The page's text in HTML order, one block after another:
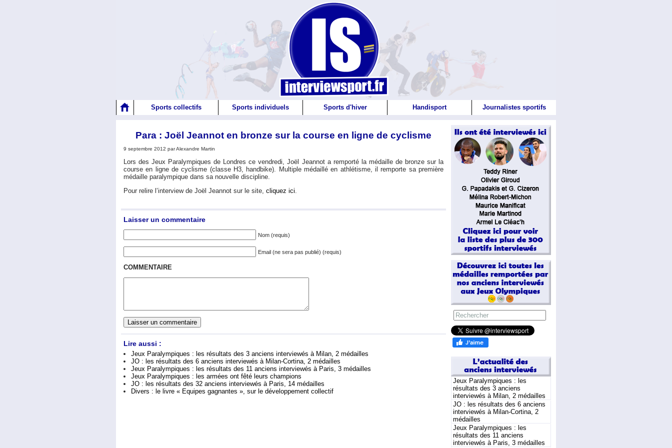
Sports collectifs Sports individuels Sports d'hiver Handisport Journalistes sportifs
Para : Joël Jeannot en bronze sur la course en ligne de cyclisme
9 septembre 2012 par Alexandre Martin
Lors des Jeux Paralympiques de Londres ce vendredi, Joël Jeannot a remporté la médaille de bronze sur la
course en ligne de cyclisme (classe H3, handbike). Multiple médaillé en athlétisme, il remporte sa première
médaille paralympique dans sa nouvelle discipline.
Pour relire l’interview de Joël Jeannot sur le site, cliquez ici
Laisser un commentaire
Nom (requis)
Email (ne sera pas publié) (requis)
COMMENTAIRE
Lire aussi :
Jeux Paralympiques : les résultats des 3 anciens interviewés à Milan, 2 médailles
JO : les résultats des 6 anciens interviewés à Milan-Cortina, 2 médailles
Jeux Paralympiques : les résultats des 11 anciens interviewés à Paris, 3 médailles
Jeux Paralympiques : les armées ont fêté leurs champions
JO : les résultats des 32 anciens interviewés à Paris, 14 médailles
Divers : le livre « Equipes gagnantes », sur le développement collectif
Jeux Paralympiques : les
résultats des 3 anciens
interviewés à Milan, 2 médailles
JO : les résultats des 6 anciens
interviewés à Milan-Cortina, 2
médailles
Jeux Paralympiques : les
résultats des 11 anciens
interviewés à Paris, 3 médailles